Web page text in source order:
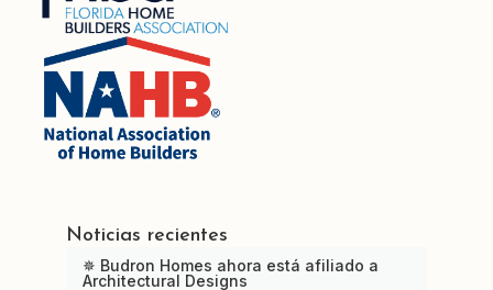
Noticias recientes
✵ Budron Homes ahora está afiliado a
Architectural Designs